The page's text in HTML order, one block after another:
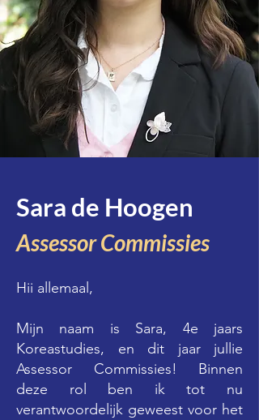
Sara de Hoogen
Assessor Commissies
Hii allemaal,
Mijn naam is Sara, 4e jaars
Koreastudies, en dit jaar jullie
Assessor Commissies! Binnen
deze rol ben ik tot nu
verantwoordelijk geweest voor het